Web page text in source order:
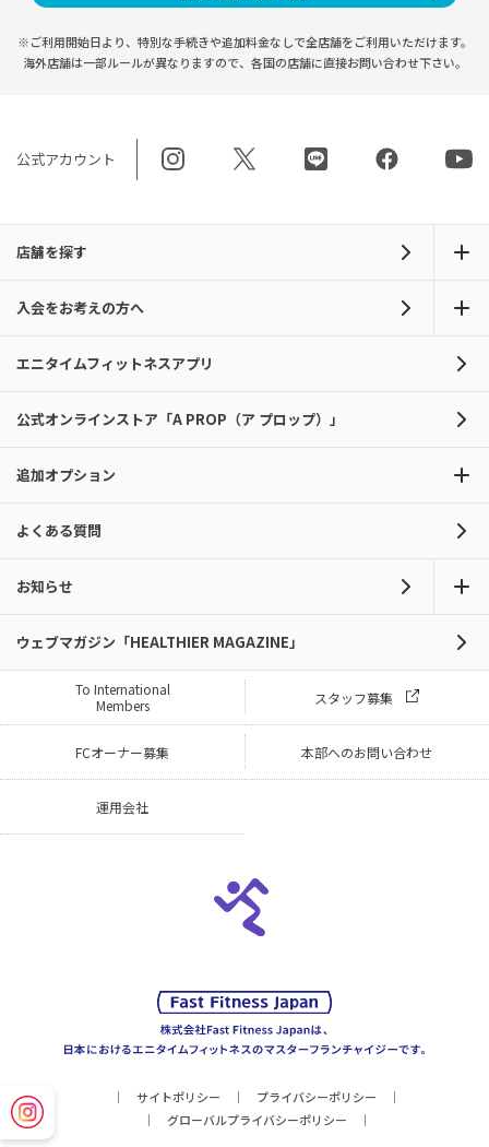
※ご利用開始日より、特別な手続きや追加料金なしで全店舗をご利用いただけます。
海外店舗は一部ルールが異なりますので、 各国の店舗に直接お問い合わせ下さい。
公式アカウント
店舗を探す
入会をお考えの方へ
エニタイムフィットネスアプリ
公式オンラインストア「A PROP（ア プロップ）」
追加オプション
よくある質問
お知らせ
ウェブマガジン「HEALTHIER MAGAZINE」
To International
Members
スタッフ募集
FCオーナー募集 本部へのお問い合わせ
運用会社
サイトポリシー
プライバシーポリシー
グローバルプライバシーポリシー